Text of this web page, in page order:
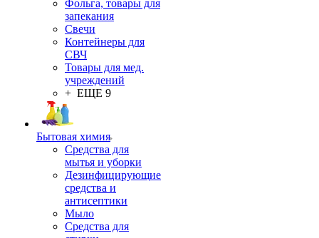
Фольга, товары для
запекания
Свечи
Контейнеры для
СВЧ
Товары для мед.
учреждений
+ ЕЩЕ 9
Бытовая химия
Средства для
мытья и уборки
Дезинфицирующие
средства и
антисептики
Мыло
Средства для